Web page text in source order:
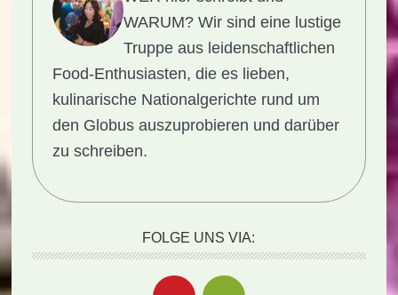
WARUM? Wir sind eine lustige
Truppe aus leidenschaftlichen
Food-Enthusiasten, die es lieben,
kulinarische Nationalgerichte rund um
den Globus auszuprobieren und darüber
zu schreiben.
FOLGE UNS VIA: